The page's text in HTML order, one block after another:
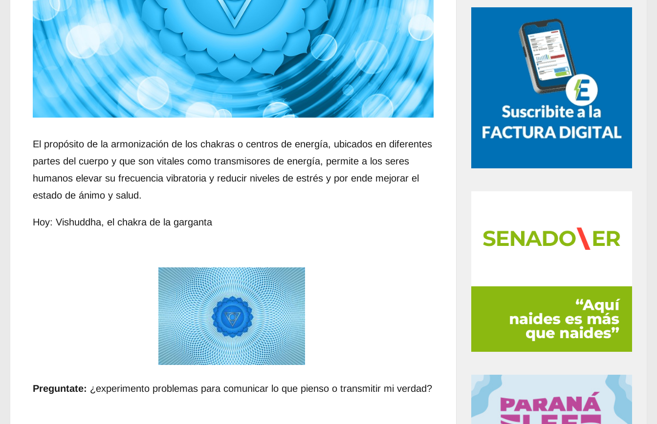
El propósito de la armonización de los chakras o centros de energía, ubicados en diferentes
partes del cuerpo y que son vitales como transmisores de energía, permite a los seres
humanos elevar su frecuencia vibratoria y reducir niveles de estrés y por ende mejorar el
estado de ánimo y salud.
Hoy: Vishuddha, el chakra de la garganta
Preguntate: ¿experimento problemas para comunicar lo que pienso o transmitir mi verdad?